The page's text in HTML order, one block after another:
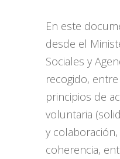
En este
desde el
Sociales y
recogido,
principios de
voluntaria
y
coherencia,